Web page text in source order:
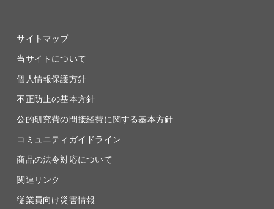
サイトマップ
当サイトについて
個人情報保護方針
不正防止の基本方針
公的研究費の間接経費に関する基本方針
コミュニティガイドライン
商品の法令対応について
関連リンク
従業員向け災害情報